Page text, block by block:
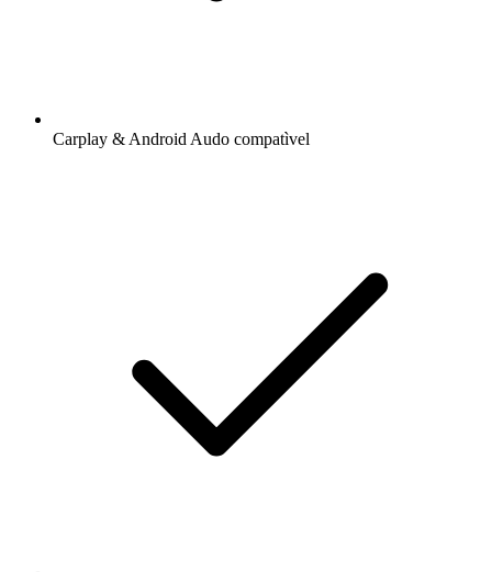
Carplay & Android Audo compatìvel